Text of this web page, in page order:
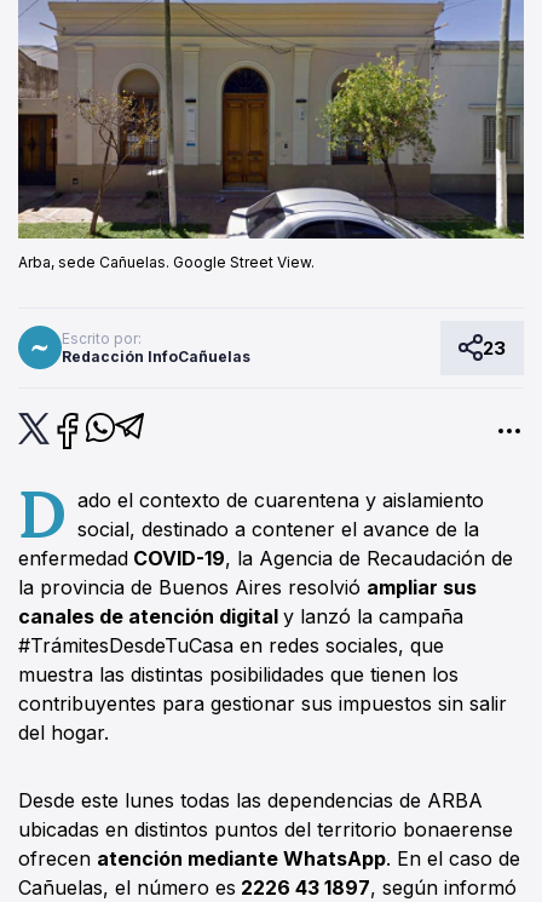
Arba, sede Cañuelas. Google Street View.
Escrito por:
Redacción InfoCañuelas
23
D ado el contexto de cuarentena y aislamiento
social, destinado a contener el avance de la
enfermedad COVID-19, la Agencia de Recaudación de
la provincia de Buenos Aires resolvió ampliar sus
canales de atención digital y lanzó la campaña
#TrámitesDesdeTuCasa en redes sociales, que
muestra las distintas posibilidades que tienen los
contribuyentes para gestionar sus impuestos sin salir
del hogar.
Desde este lunes todas las dependencias de ARBA
ubicadas en distintos puntos del territorio bonaerense
ofrecen atención mediante WhatsApp. En el caso de
Cañuelas, el número es 2226 43 1897, según informó